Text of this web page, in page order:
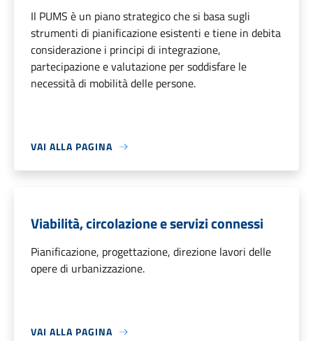
Il PUMS è un piano strategico che si basa sugli
strumenti di pianificazione esistenti e tiene in debita
considerazione i principi di integrazione,
partecipazione e valutazione per soddisfare le
necessità di mobilità delle persone.
VAI ALLA PAGINA
Viabilità, circolazione e servizi connessi
Pianificazione, progettazione, direzione lavori delle
opere di urbanizzazione.
VAI ALLA PAGINA